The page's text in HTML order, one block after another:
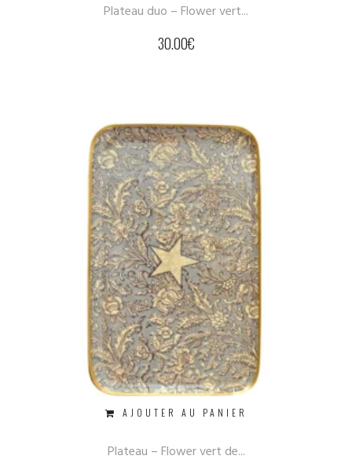
Plateau duo – Flower vert...
30.00€
AJOUTER AU PANIER
Plateau – Flower vert de...